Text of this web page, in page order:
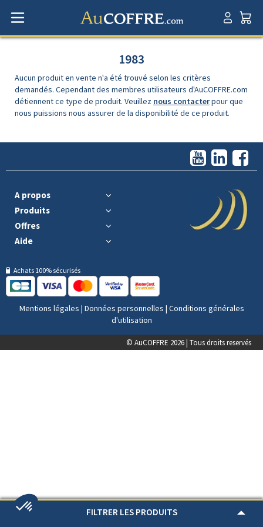
FILTRER LES PRODUITS
1983
Aucun produit en vente n'a été trouvé selon les critères
demandés. Cependant des membres utilisateurs d'AuCOFFRE.com
détiennent ce type de produit. Veuillez nous contacterpour que
nous puissions nous assurer de la disponibilité de ce produit.
A propos
Produits
Offres
Aide
Achats 100% sécurisés
Mentions légales | Données personnelles | Conditions générales
d'utilisation
© AuCOFFRE 2026 | Tous droits reservés